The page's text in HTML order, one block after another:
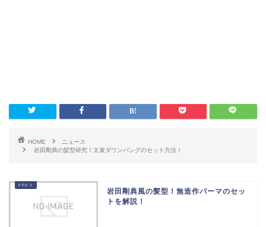
HOME
ニュース
岩田剛典の髪型研究！太束ダウンバングのセット方法！
岩田剛典風の髪型！無造作パーマのセッ
トを解説！